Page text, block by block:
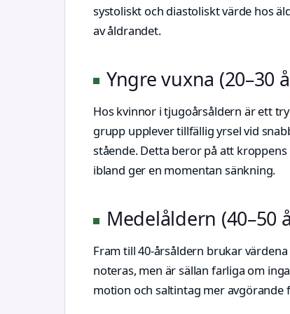
systoliskt och diastoliskt värde hos
av åldrandet.
Yngre vuxna (20–30
Hos kvinnor i tjugoårsåldern är ett
grupp upplever tillfällig yrsel vid
stående. Detta beror på att
ibland ger en momentan sänkning.
Medelåldern (40–50
Fram till 40-årsåldern brukar
noteras, men är sällan farliga om
motion och saltintag mer avgörande